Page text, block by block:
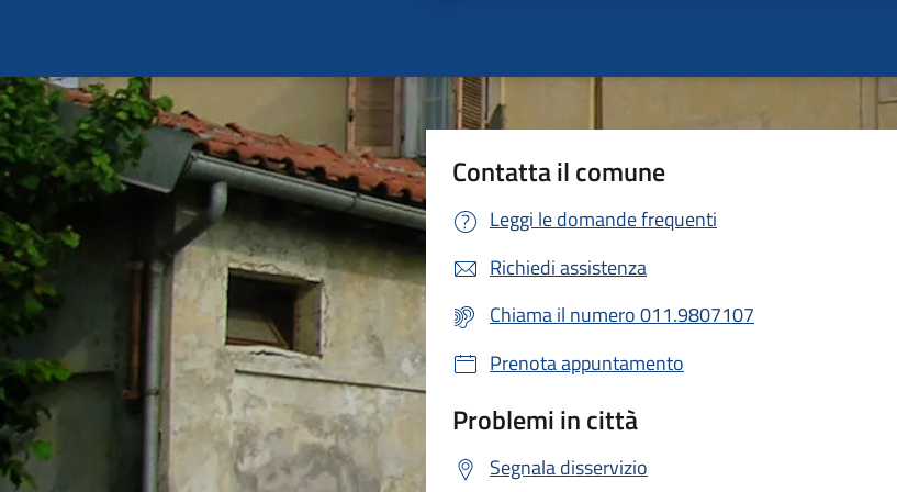
Contatta il comune
Leggi le domande frequenti
Richiedi assistenza
Chiama il numero 011.9807107
Prenota appuntamento
Problemi in città
Segnala disservizio